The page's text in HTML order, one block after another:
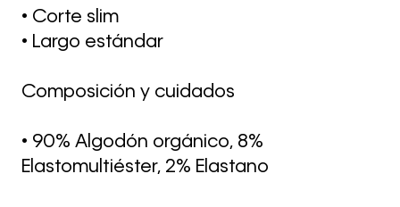
• Corte slim
• Largo estándar
Composición y cuidados
• 90% Algodón orgánico, 8%
Elastomultiéster, 2% Elastano